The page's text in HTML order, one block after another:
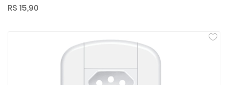
R$ 15,90